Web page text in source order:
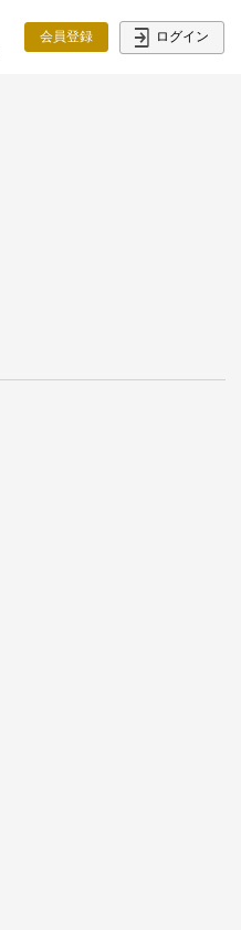
会員登録 ログイン